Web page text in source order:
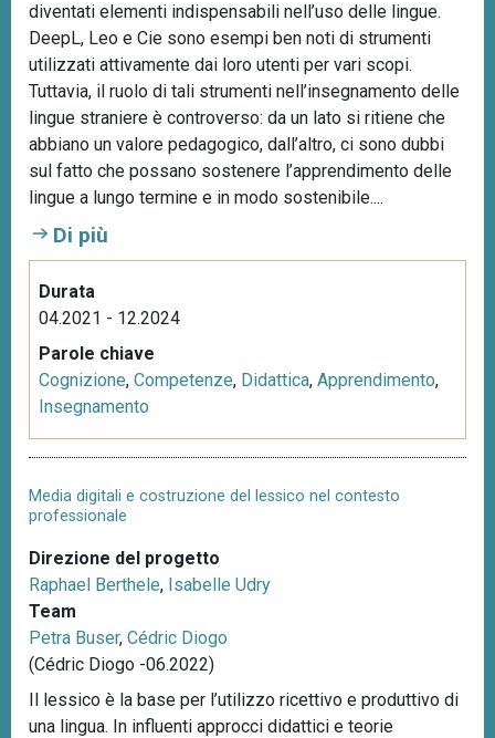
diventati elementi indispensabili nell’uso delle lingue.
DeepL, Leo e Cie sono esempi ben noti di strumenti
utilizzati attivamente dai loro utenti per vari scopi.
Tuttavia, il ruolo di tali strumenti nell’insegnamento delle
lingue straniere è controverso: da un lato si ritiene che
abbiano un valore pedagogico, dall’altro, ci sono dubbi
sul fatto che possano sostenere l’apprendimento delle
lingue a lungo termine e in modo sostenibile....
Di più
Durata
04.2021 - 12.2024
Parole chiave
Cognizione, Competenze, Didattica, Apprendimento,
Insegnamento
Media digitali e costruzione del lessico nel contesto
professionale
Direzione del progetto
Raphael Berthele, Isabelle Udry
Team
Petra Buser, Cédric Diogo
(Cédric Diogo -06.2022)
Il lessico è la base per l’utilizzo ricettivo e produttivo di
una lingua. In influenti approcci didattici e teorie